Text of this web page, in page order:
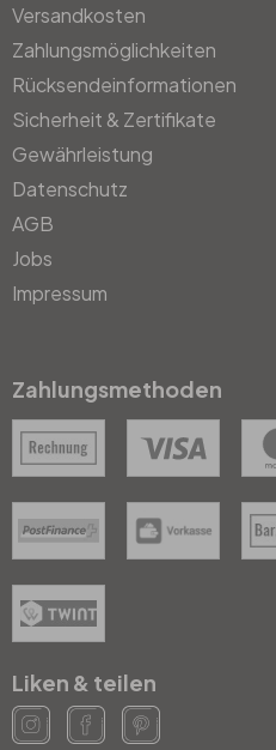
Versandkosten
Zahlungsmöglichkeiten
Rücksendeinformationen
Sicherheit & Zertifikate
Gewährleistung
Datenschutz
AGB
Jobs
Impressum
Zahlungsmethoden
Liken & teilen